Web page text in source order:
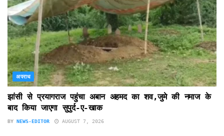
अपराध
झांसी से प्रयागराज पहुंचा अबान अहमद का शव,जुमे की नमाज के
बाद किया जाएगा सुपुर्द-ए-खाक
BY NEWS-EDITOR AUGUST 7, 2026